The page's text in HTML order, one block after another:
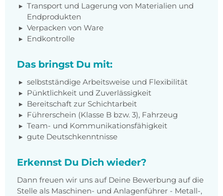
Transport und Lagerung von Materialien und
Endprodukten
Verpacken von Ware
Endkontrolle
Das bringst Du mit:
selbstständige Arbeitsweise und Flexibilität
Pünktlichkeit und Zuverlässigkeit
Bereitschaft zur Schichtarbeit
Führerschein (Klasse B bzw. 3), Fahrzeug
Team- und Kommunikationsfähigkeit
gute Deutschkenntnisse
Erkennst Du Dich wieder?
Dann freuen wir uns auf Deine Bewerbung auf die
Stelle als Maschinen- und Anlagenführer - Metall-,